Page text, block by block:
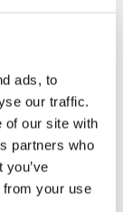
ads, to
our traffic.
of our site with
partners who
from your use